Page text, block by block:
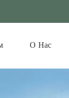
О Нас